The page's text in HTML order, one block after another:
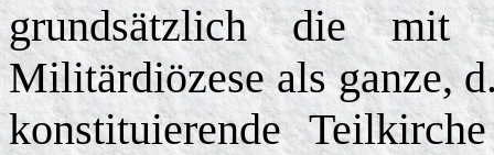
grundsätzlich die mit
Militärdiözese als ganze,
konstituierende